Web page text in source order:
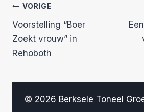
Bericht
navigatie
VORIGE
Voorstelling “Boer
Zoekt vrouw” in
Rehoboth
© 2026 Berksele Toneel